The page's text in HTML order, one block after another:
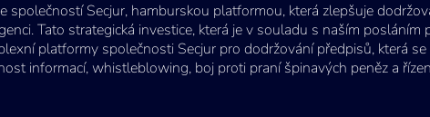
společností Secjur, hamburskou platformou, která zlepšuje
Tato strategická investice, která je v souladu s naším
platformy společnosti Secjur pro dodržování předpisů, která
informací, whistleblowing, boj proti praní špinavých peněz a